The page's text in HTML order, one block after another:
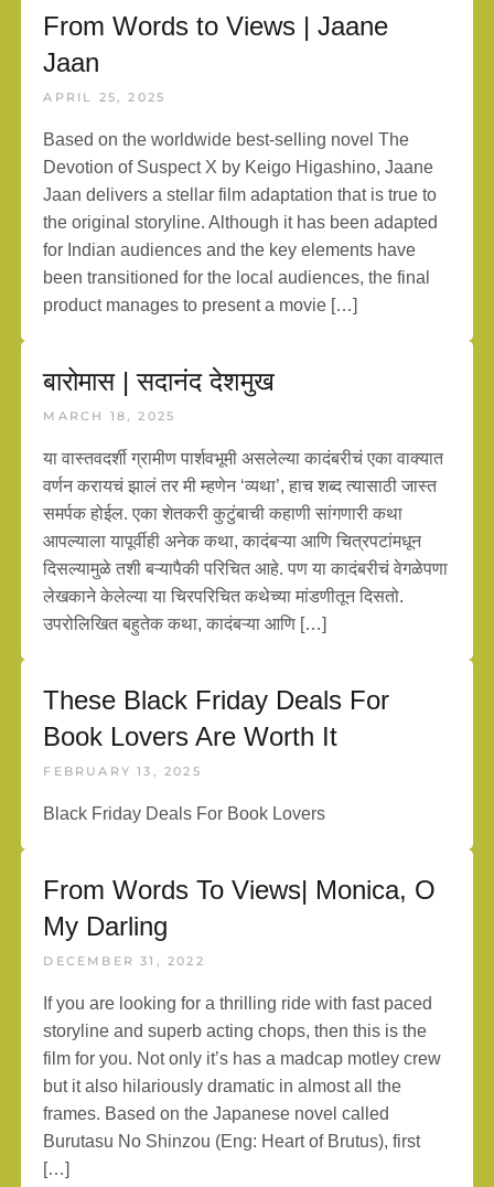
From Words to Views | Jaane
Jaan
APRIL 25, 2025
Based on the worldwide best-selling novel The
Devotion of Suspect X by Keigo Higashino, Jaane
Jaan delivers a stellar film adaptation that is true to
the original storyline. Although it has been adapted
for Indian audiences and the key elements have
been transitioned for the local audiences, the final
product manages to present a movie […]
बारोमास | सदानंद देशमुख
MARCH 18, 2025
या वास्तवदर्शी ग्रामीण पार्शवभूमी असलेल्या कादंबरीचं एका वाक्यात
वर्णन करायचं झालं तर मी म्हणेन ‘व्यथा’, हाच शब्द त्यासाठी जास्त
समर्पक होईल. एका शेतकरी कुटुंबाची कहाणी सांगणारी कथा
आपल्याला यापूर्वीही अनेक कथा, कादंबऱ्या आणि चित्रपटांमधून
दिसल्यामुळे तशी बऱ्यापैकी परिचित आहे. पण या कादंबरीचं वेगळेपणा
लेखकाने केलेल्या या चिरपरिचित कथेच्या मांडणीतून दिसतो.
उपरोलिखित बहुतेक कथा, कादंबऱ्या आणि […]
These Black Friday Deals For
Book Lovers Are Worth It
FEBRUARY 13, 2025
Black Friday Deals For Book Lovers
From Words To Views| Monica, O
My Darling
DECEMBER 31, 2022
If you are looking for a thrilling ride with fast paced
storyline and superb acting chops, then this is the
film for you. Not only it’s has a madcap motley crew
but it also hilariously dramatic in almost all the
frames. Based on the Japanese novel called
Burutasu No Shinzou (Eng: Heart of Brutus), first
[…]